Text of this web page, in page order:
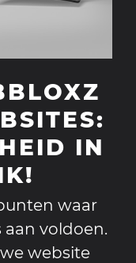
IN
waar
voldoen.
website